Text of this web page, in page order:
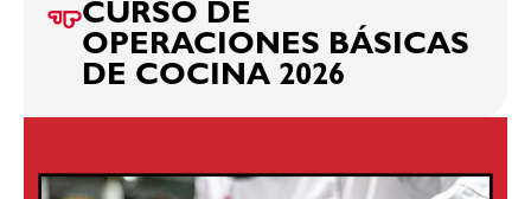
CURSO DE
OPERACIONES BÁSICAS
DE COCINA 2026